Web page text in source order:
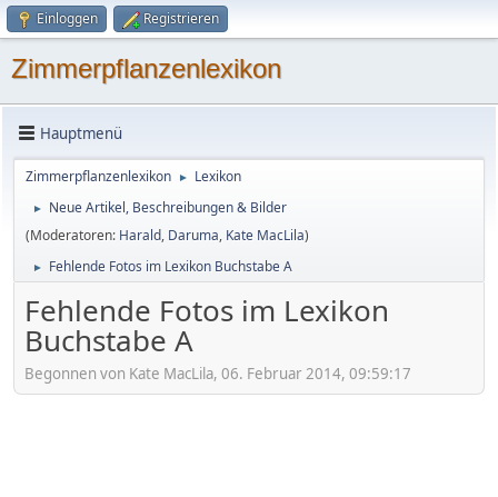
Einloggen Registrieren
Zimmerpflanzenlexikon
Hauptmenü
Zimmerpflanzenlexikon ► Lexikon
►
Neue Artikel, Beschreibungen & Bilder
(Moderatoren: Harald, Daruma, Kate MacLila)
► Fehlende Fotos im Lexikon Buchstabe A
Fehlende Fotos im Lexikon
Buchstabe A
Begonnen von Kate MacLila, 06. Februar 2014, 09:59:17